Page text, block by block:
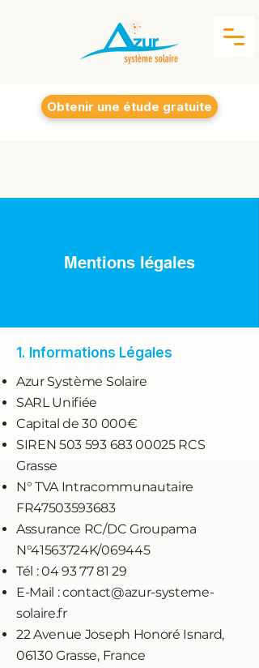
Obtenir une étude gratuite
Mentions légales
1. Informations Légales
Azur Système Solaire
SARL Unifiée
Capital de 30 000€
SIREN503 593 683 00025RCS
Grasse
N° TVA Intracommunautaire
FR47503593683
Assurance RC/DC Groupama
N°41563724K/069445
Tél :04 93 77 81 29
E-Mail :contact@azur-systeme-
solaire.fr
22 Avenue Joseph Honoré Isnard,
06130 Grasse, France